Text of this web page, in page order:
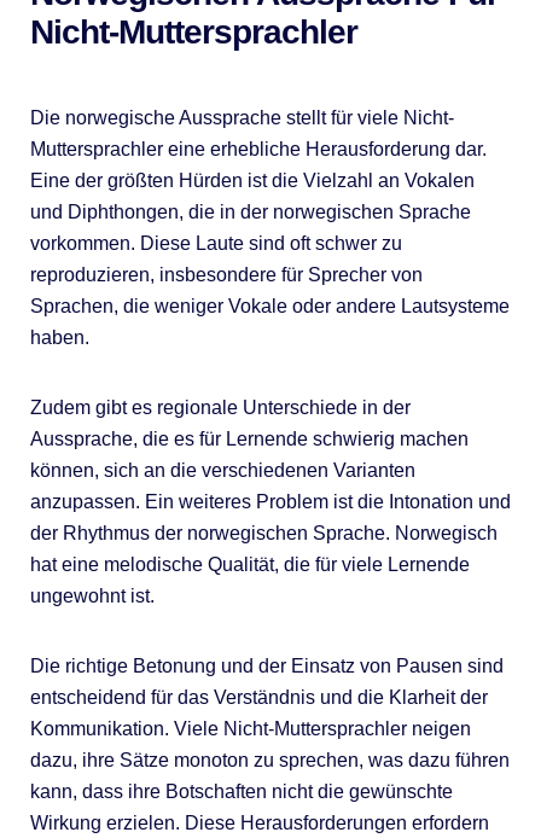
Nicht-Muttersprachler
Die norwegische Aussprache stellt für viele Nicht-
Muttersprachler eine erhebliche Herausforderung dar.
Eine der größten Hürden ist die Vielzahl an Vokalen
und Diphthongen, die in der norwegischen Sprache
vorkommen. Diese Laute sind oft schwer zu
reproduzieren, insbesondere für Sprecher von
Sprachen, die weniger Vokale oder andere Lautsysteme
haben.
Zudem gibt es regionale Unterschiede in der
Aussprache, die es für Lernende schwierig machen
können, sich an die verschiedenen Varianten
anzupassen. Ein weiteres Problem ist die Intonation und
der Rhythmus der norwegischen Sprache. Norwegisch
hat eine melodische Qualität, die für viele Lernende
ungewohnt ist.
Die richtige Betonung und der Einsatz von Pausen sind
entscheidend für das Verständnis und die Klarheit der
Kommunikation. Viele Nicht-Muttersprachler neigen
dazu, ihre Sätze monoton zu sprechen, was dazu führen
kann, dass ihre Botschaften nicht die gewünschte
Wirkung erzielen. Diese Herausforderungen erfordern